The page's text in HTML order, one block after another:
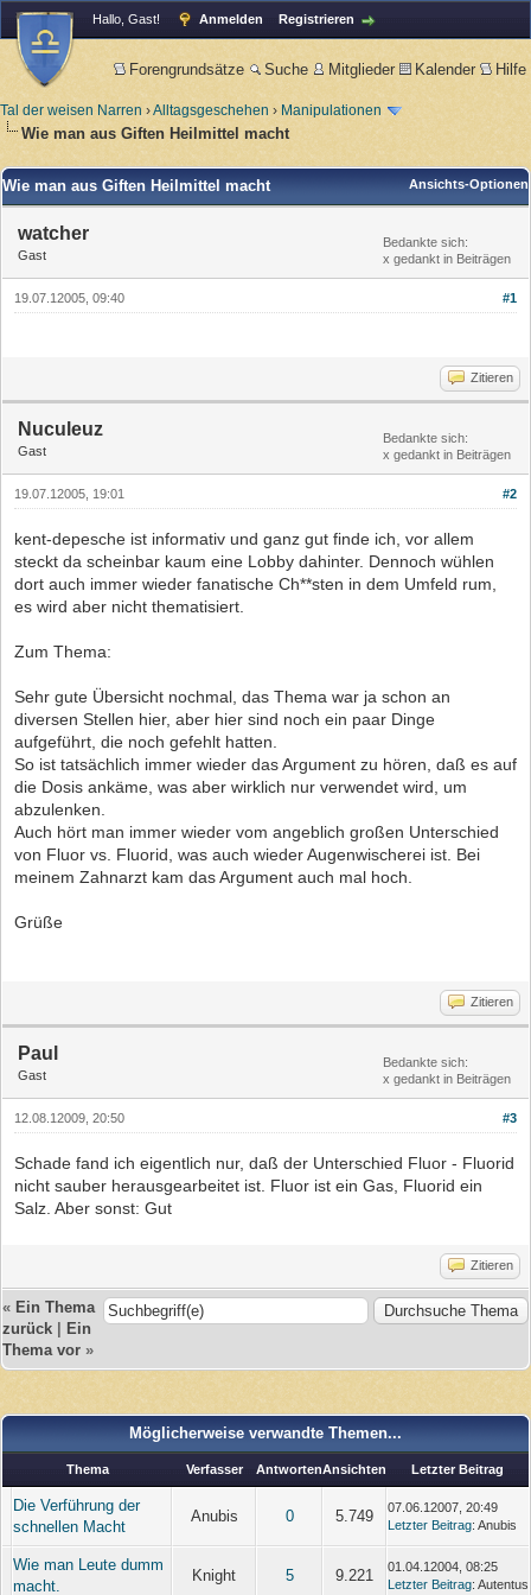
Hallo, Gast! Anmelden Registrieren
Forengrundsätze Suche Mitglieder Kalender Hilfe
Tal der weisen Narren ›Alltagsgeschehen › Manipulationen
Wie man aus Giften Heilmittel macht
Ansichts-Optionen
Wie man aus Giften Heilmittel macht
watcher
Gast
Bedankte sich:
x gedankt in Beiträgen
#1
19.07.12005, 09:40
Zitieren
Nuculeuz
Gast
Bedankte sich:
x gedankt in Beiträgen
#2
19.07.12005, 19:01
kent-depesche ist informativ und ganz gut finde ich, vor allem
steckt da scheinbar kaum eine Lobby dahinter. Dennoch wühlen
dort auch immer wieder fanatische Ch**sten in dem Umfeld rum,
es wird aber nicht thematisiert.
Zum Thema:
Sehr gute Übersicht nochmal, das Thema war ja schon an
diversen Stellen hier, aber hier sind noch ein paar Dinge
aufgeführt, die noch gefehlt hatten.
So ist tatsächlich immer wieder das Argument zu hören, daß es auf
die Dosis ankäme, was aber wirklich nur verwendet wird, um
abzulenken.
Auch hört man immer wieder vom angeblich großen Unterschied
von Fluor vs. Fluorid, was auch wieder Augenwischerei ist. Bei
meinem Zahnarzt kam das Argument auch mal hoch.
Grüße
Zitieren
Paul
Gast
Bedankte sich:
x gedankt in Beiträgen
#3
12.08.12009, 20:50
Schade fand ich eigentlich nur, daß der Unterschied Fluor - Fluorid
nicht sauber herausgearbeitet ist. Fluor ist ein Gas, Fluorid ein
Salz. Aber sonst: Gut
Zitieren
« Ein Thema
zurück
Ein
Thema vor »
Möglicherweise verwandte Themen...
Thema Verfasser AntwortenAnsichten Letzter Beitrag
Die Verführung der
schnellen Macht
Anubis 0 5.749
07.06.12007, 20:49
Letzter Beitrag: Anubis
Wie man Leute dumm
macht.
Knight 5 9.221
01.04.12004, 08:25
Letzter Beitrag: Autentus